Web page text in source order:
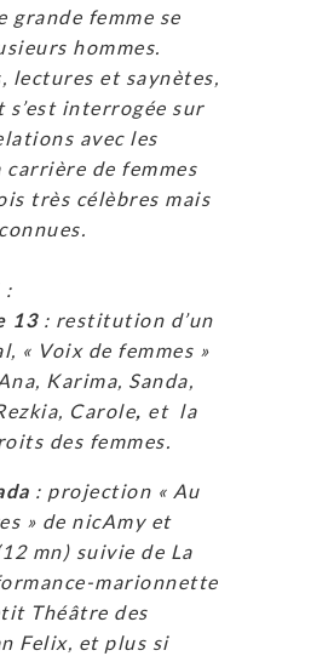
grande femme se
hommes.
lectures et saynètes,
s’est interrogée sur
avec les
carrière de femmes
très célèbres mais
:
13: restitution d’un
« Voix de femmes »
Karima, Sanda,
Carole, et la
des femmes.
: projection « Au
» de nicAmy et
mn) suivie de La
marionnette
Théâtre des
Felix, et plus si